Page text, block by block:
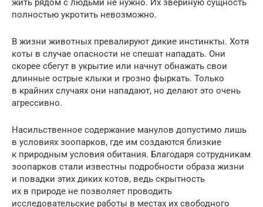
жить рядом с людьми не нужно. Их звериную сущность
полностью укротить невозможно.
В жизни животных превалируют дикие инстинкты. Хотя
коты в случае опасности не спешат нападать. Они
скорее сбегут в укрытие или начнут обнажать свои
длинные острые клыки и грозно фыркать. Только
в крайних случаях они нападают, но делают это очень
агрессивно.
Насильственное содержание манулов допустимо лишь
в условиях зоопарков, где им создаются близкие
к природным условия обитания. Благодаря сотрудникам
зоопарков стали известны подробности образа жизни
и повадки этих диких котов, ведь скрытность
их в природе не позволяет проводить
исследовательские работы в местах их свободного